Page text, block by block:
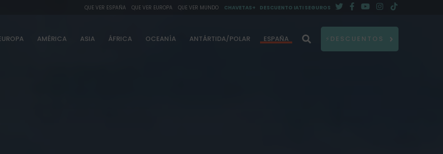
QUE VER ESPAÑA QUE VER EUROPA QUE VER MUNDO CHAVETAS+ DESCUENTO IATI SEGUROS
AMÉRICA ASIA ÁFRICA OCEANÍA ANTÁRTIDA/POLAR ESPAÑA ⚡DESCUENTOS